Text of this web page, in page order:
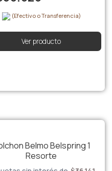
(Efectivo o Transferencia)
Ver producto
Belmo Belspring 1
Resorte